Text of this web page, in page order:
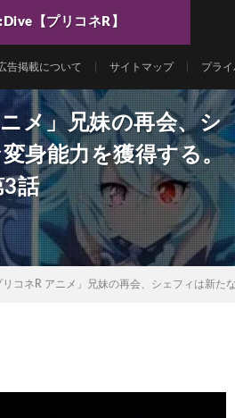
【プリコネR】
告掲載について サイトマップ プラ
メ」兄妹の再会、シ
身能力を獲得する。
3話
リコネR アニメ」兄妹の再会、シェフィは新